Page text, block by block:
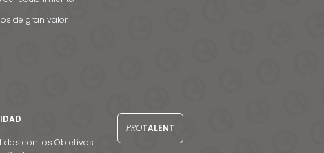
de gran valor
con los Objetivos
PROTALENT